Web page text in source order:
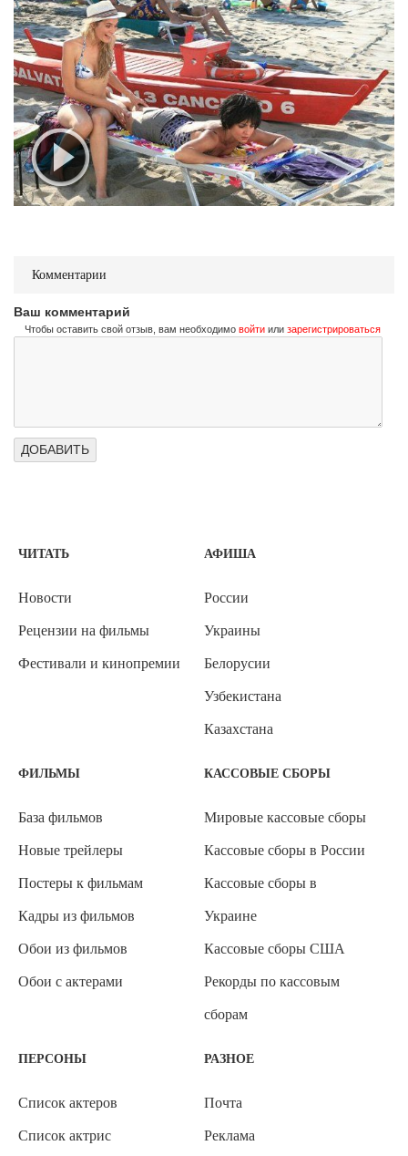
Комментарии
Ваш комментарий
Чтобы оставить свой отзыв, вам необходимо войти или зарегистрироваться
ЧИТАТЬ
Новости
Рецензии на фильмы
Фестивали и кинопремии
АФИША
России
Украины
Белорусии
Узбекистана
Казахстана
ФИЛЬМЫ
База фильмов
Новые трейлеры
Постеры к фильмам
Кадры из фильмов
Обои из фильмов
Обои с актерами
КАССОВЫЕ СБОРЫ
Мировые кассовые сборы
Кассовые сборы в России
Кассовые сборы в
Украине
Кассовые сборы США
Рекорды по кассовым
сборам
ПЕРСОНЫ
Список актеров
Список актрис
РАЗНОЕ
Почта
Реклама